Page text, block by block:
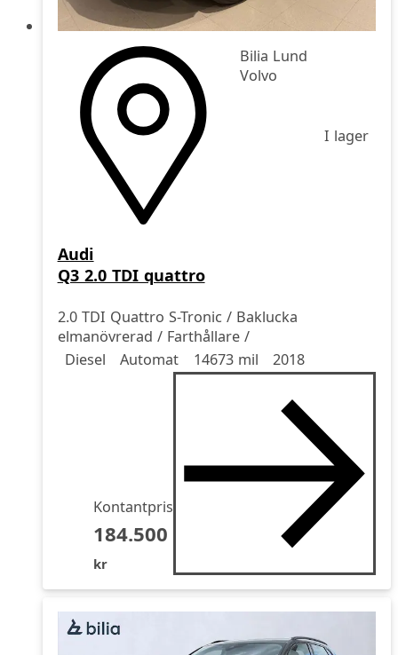
Bilia Lund
Volvo
I lager
Audi
Q3 2.0 TDI quattro
2.0 TDI Quattro S-Tronic / Baklucka
elmanövrerad / Farthållare /
Drivmedel
Diesel
DrivmedelAutomat
Miltal 14673 mil
årsmodell 2018
Kontantpris
184.500
kr